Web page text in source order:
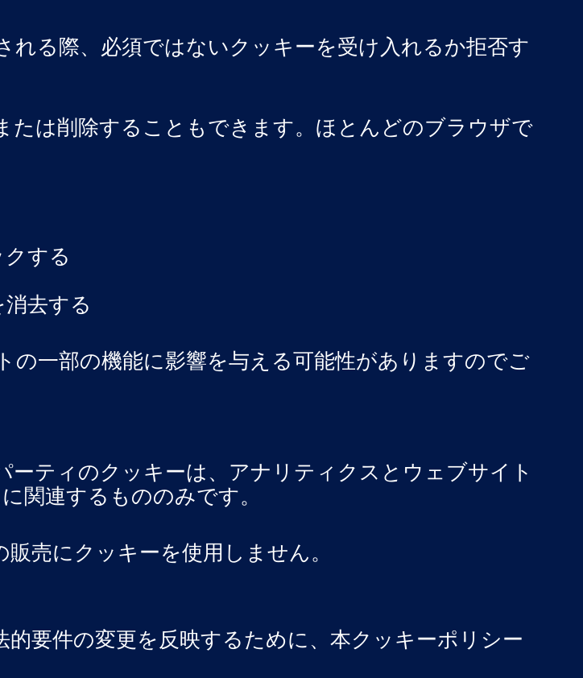
る際、必須ではないクッキーを受け入れるか拒否す
たは削除することもできます。ほとんどのブラウザで
する
去する
一部の機能に影響を与える可能性がありますのでご
ティのクッキーは、アナリティクスとウェブサイト
関連するもののみです。
売にクッキーを使用しません。
要件の変更を反映するために、本クッキーポリシー